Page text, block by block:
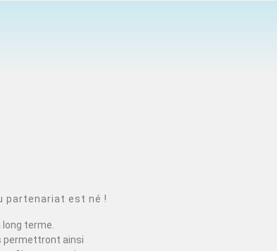
partenariat est né !
terme.
permettront ainsi